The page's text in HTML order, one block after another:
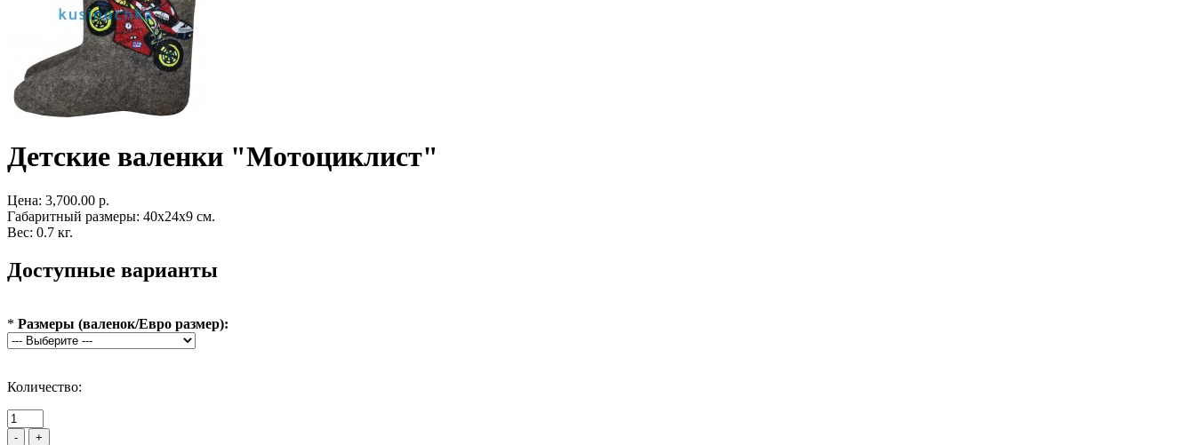
Детские валенки "Мотоциклист"
Цена: 3,700.00 р.
Габаритный размеры: 40x24x9 см.
Вес: 0.7 кг.
Доступные варианты
* Размеры (валенок/Евро размер):
Количество:
- +